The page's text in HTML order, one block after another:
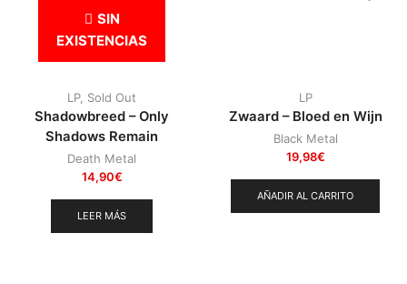
SIN
EXISTENCIAS
LP, Sold Out
Shadowbreed – Only
Shadows Remain
Death Metal
14,90€
LEER MÁS
LP
Zwaard – Bloed en Wijn
Black Metal
19,98€
AÑADIR AL CARRITO